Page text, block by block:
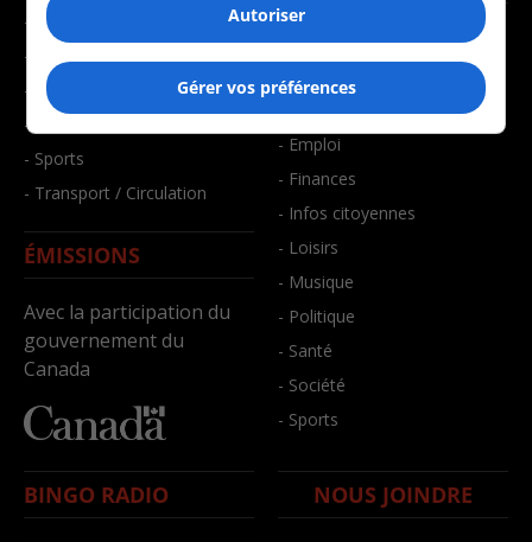
- Éducation
- Environnement
- Faits divers
- Santé et bien-être
- Sports
- Transport / Circulation
ÉMISSIONS
Avec la participation du
gouvernement du
Canada
- Affaires
- Art de vivre
- Bien-être
- Emploi
- Finances
- Infos citoyennes
- Loisirs
- Musique
- Politique
- Santé
- Société
- Sports
BINGO RADIO NOUS JOINDRE
Autoriser
Gérer vos préférences